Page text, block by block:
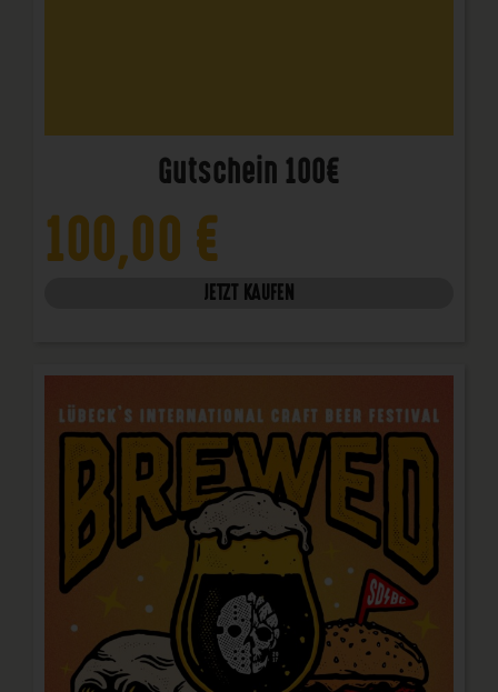
Gutschein 100€
100,00 €
JETZT KAUFEN